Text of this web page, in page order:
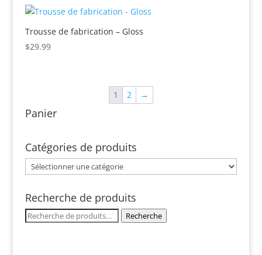
Trousse de fabrication – Gloss
$29.99
1 2 →
Panier
Catégories de produits
Recherche de produits
Recherche
Recherche